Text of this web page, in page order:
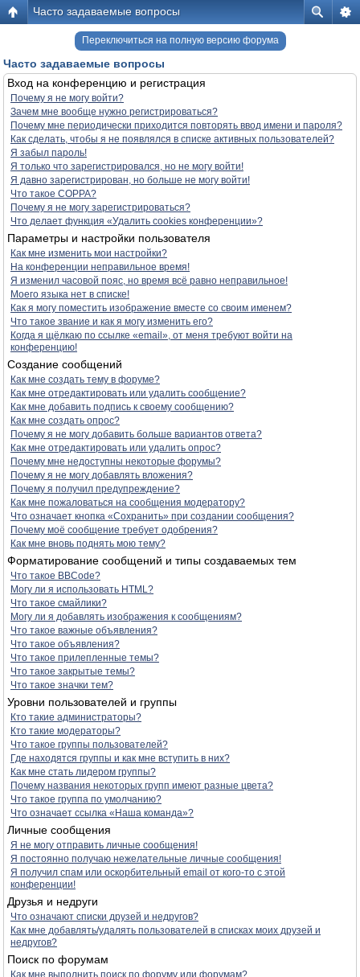
Часто задаваемые вопросы
Переключиться на полную версию форума
Часто задаваемые вопросы
Вход на конференцию и регистрация
Почему я не могу войти?
Зачем мне вообще нужно регистрироваться?
Почему мне периодически приходится повторять ввод имени и пароля?
Как сделать, чтобы я не появлялся в списке активных пользователей?
Я забыл пароль!
Я только что зарегистрировался, но не могу войти!
Я давно зарегистрирован, но больше не могу войти!
Что такое COPPA?
Почему я не могу зарегистрироваться?
Что делает функция «Удалить cookies конференции»?
Параметры и настройки пользователя
Как мне изменить мои настройки?
На конференции неправильное время!
Я изменил часовой пояс, но время всё равно неправильное!
Моего языка нет в списке!
Как я могу поместить изображение вместе со своим именем?
Что такое звание и как я могу изменить его?
Когда я щёлкаю по ссылке «email», от меня требуют войти на
конференцию!
Создание сообщений
Как мне создать тему в форуме?
Как мне отредактировать или удалить сообщение?
Как мне добавить подпись к своему сообщению?
Как мне создать опрос?
Почему я не могу добавить больше вариантов ответа?
Как мне отредактировать или удалить опрос?
Почему мне недоступны некоторые форумы?
Почему я не могу добавлять вложения?
Почему я получил предупреждение?
Как мне пожаловаться на сообщения модератору?
Что означает кнопка «Сохранить» при создании сообщения?
Почему моё сообщение требует одобрения?
Как мне вновь поднять мою тему?
Форматирование сообщений и типы создаваемых тем
Что такое BBCode?
Могу ли я использовать HTML?
Что такое смайлики?
Могу ли я добавлять изображения к сообщениям?
Что такое важные объявления?
Что такое объявления?
Что такое прилепленные темы?
Что такое закрытые темы?
Что такое значки тем?
Уровни пользователей и группы
Кто такие администраторы?
Кто такие модераторы?
Что такое группы пользователей?
Где находятся группы и как мне вступить в них?
Как мне стать лидером группы?
Почему названия некоторых групп имеют разные цвета?
Что такое группа по умолчанию?
Что означает ссылка «Наша команда»?
Личные сообщения
Я не могу отправить личные сообщения!
Я постоянно получаю нежелательные личные сообщения!
Я получил спам или оскорбительный email от кого-то с этой
конференции!
Друзья и недруги
Что означают списки друзей и недругов?
Как мне добавлять/удалять пользователей в списках моих друзей и
недругов?
Поиск по форумам
Как мне выполнить поиск по форуму или форумам?